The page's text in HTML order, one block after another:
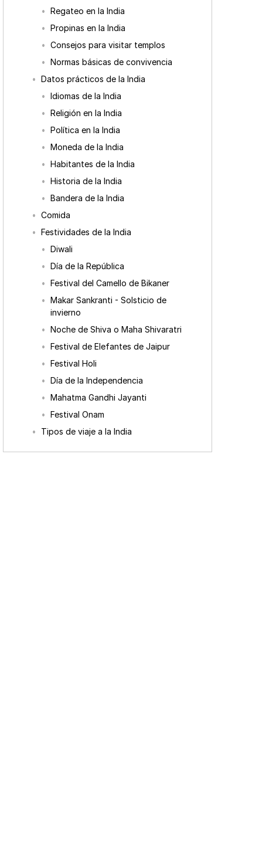
Regateo en la India
Propinas en la India
Consejos para visitar templos
Normas básicas de convivencia
Datos prácticos de la India
Idiomas de la India
Religión en la India
Política en la India
Moneda de la India
Habitantes de la India
Historia de la India
Bandera de la India
Comida
Festividades de la India
Diwali
Día de la República
Festival del Camello de Bikaner
Makar Sankranti - Solsticio de
invierno
Noche de Shiva o Maha Shivaratri
Festival de Elefantes de Jaipur
Festival Holi
Día de la Independencia
Mahatma Gandhi Jayanti
Festival Onam
Tipos de viaje a la India